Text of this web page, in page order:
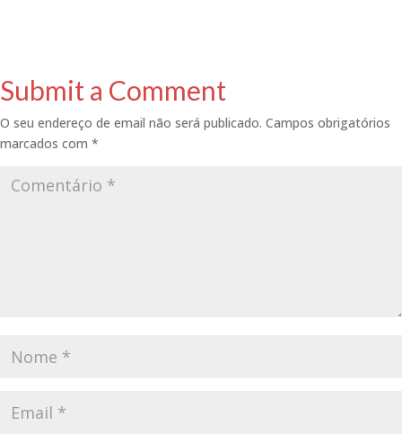
Submit a Comment
O seu endereço de email não será publicado. Campos obrigatórios
marcados com *